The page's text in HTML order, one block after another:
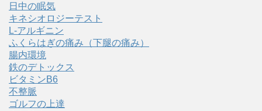
日中の眠気
キネシオロジーテスト
L-アルギニン
ふくらはぎの痛み（下腿の痛み）
腸内環境
鉄のデトックス
ビタミンB6
不整脈
ゴルフの上達